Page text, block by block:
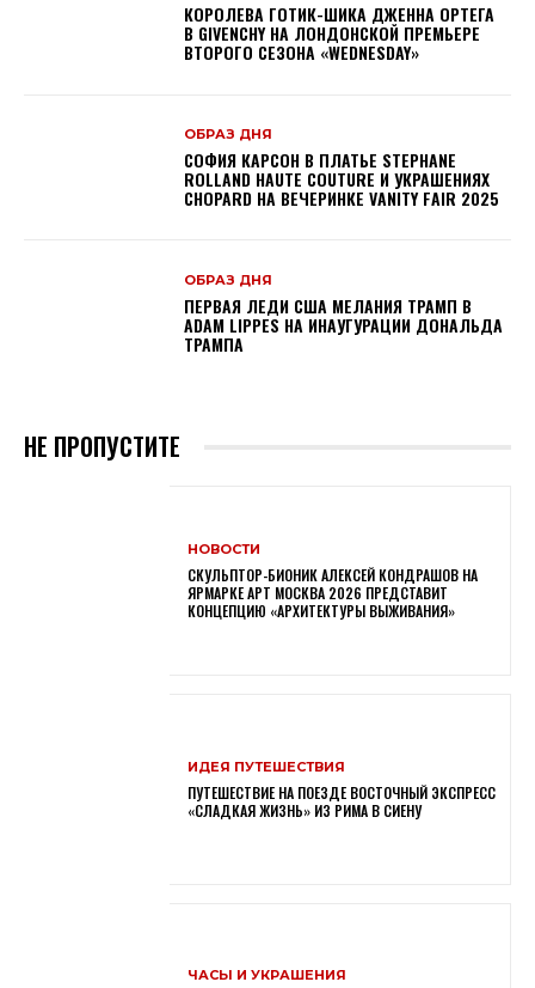
КОРОЛЕВА ГОТИК-ШИКА ДЖЕННА ОРТЕГА
В GIVENCHY НА ЛОНДОНСКОЙ ПРЕМЬЕРЕ
ВТОРОГО СЕЗОНА «WEDNESDAY»
ОБРАЗ ДНЯ
СОФИЯ КАРСОН В ПЛАТЬЕ STEPHANE
ROLLAND HAUTE COUTURE И УКРАШЕНИЯХ
CHOPARD НА ВЕЧЕРИНКЕ VANITY FAIR 2025
ОБРАЗ ДНЯ
ПЕРВАЯ ЛЕДИ США МЕЛАНИЯ ТРАМП В
ADAM LIPPES НА ИНАУГУРАЦИИ ДОНАЛЬДА
ТРАМПА
НЕ ПРОПУСТИТЕ
НОВОСТИ
СКУЛЬПТОР-БИОНИК АЛЕКСЕЙ КОНДРАШОВ НА
ЯРМАРКЕ АРТ МОСКВА 2026 ПРЕДСТАВИТ
КОНЦЕПЦИЮ «АРХИТЕКТУРЫ ВЫЖИВАНИЯ»
ИДЕЯ ПУТЕШЕСТВИЯ
ПУТЕШЕСТВИЕ НА ПОЕЗДЕ ВОСТОЧНЫЙ ЭКСПРЕСС
«СЛАДКАЯ ЖИЗНЬ» ИЗ РИМА В СИЕНУ
ЧАСЫ И УКРАШЕНИЯ